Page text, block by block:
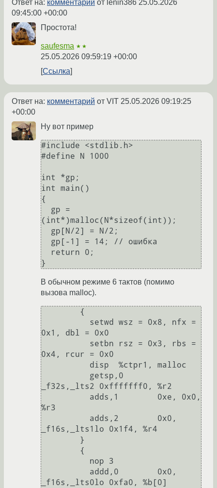
Ответ на: комментарий от lenin386 25.05.2026
09:45:00 +00:00
Простота!
saufesma ★★
25.05.2026 09:59:19 +00:00
Ссылка
Ответ на: комментарий от VIT 25.05.2026 09:19:25
+00:00
Ну вот пример
#include <stdlib.h>
#define N 1000
int *gp;
int main()
{
(int*)malloc(N*sizeof(int));
В обычном режиме 6 тактов (помимо
вызова malloc).
0x1, dbl = 0x0
0x4, rcur = 0x0
_f32s,_lts2 0xfffffff0, %r2
%r3
_f16s,_lts1lo 0x1f4, %r4
_f16s,_lts0lo 0xfa0, %b[0]